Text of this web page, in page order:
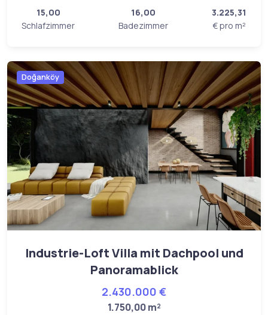
15,00
Schlafzimmer
16,00
Badezimmer
3.225,31
€ pro m²
Doğanköy
Industrie-Loft Villa mit Dachpool und
Panoramablick
2.430.000 €
1.750,00 m²